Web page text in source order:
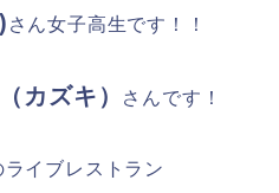
さん女子高生です！！
カズキ） さんです！
イブレストラン